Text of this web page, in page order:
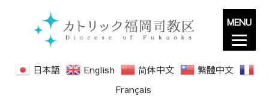
日本語 English 简体中文
繁體中文
Français
MENU